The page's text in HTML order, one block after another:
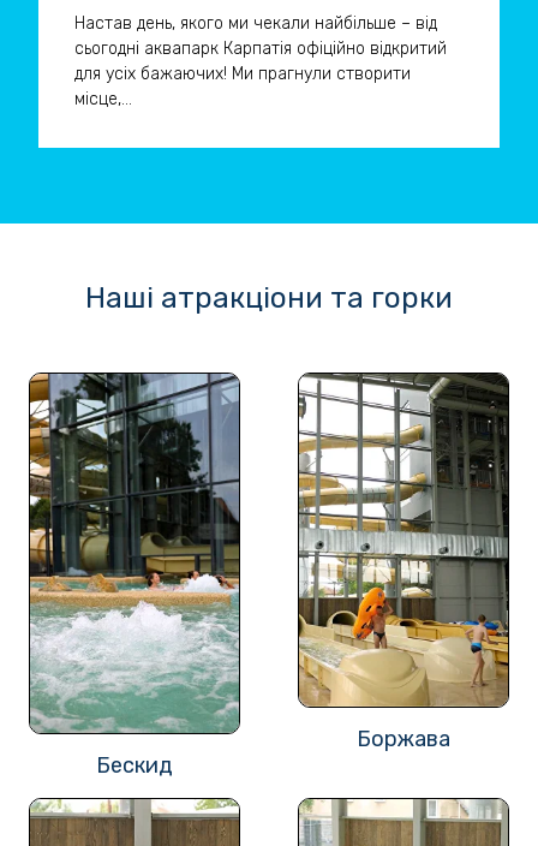
Настав день, якого ми чекали найбільше – від
сьогодні аквапарк Карпатія офіційно відкритий
для усіх бажаючих! Ми прагнули створити
місце,...
Наші атракціони та горки
Бескид
Боржава